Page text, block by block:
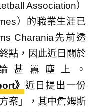
Association）
）的職業生涯已
Charania先前透
點，因此近日關於
甚囂塵上。
》 近日提出一份
案」，其中詹姆斯